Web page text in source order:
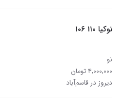
نوکیا ۱۱۰ ۱۰۶
نو
۴,۰۰۰,۰۰۰ تومان
دیروز در قاسم‌آباد